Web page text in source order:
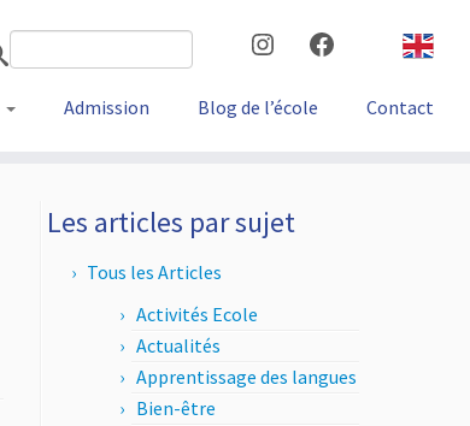
Facebook
Instagram
Admission Blog de l’école Contact
Les articles par sujet
Tous les Articles
Activités Ecole
Actualités
Apprentissage des langues
Bien-être